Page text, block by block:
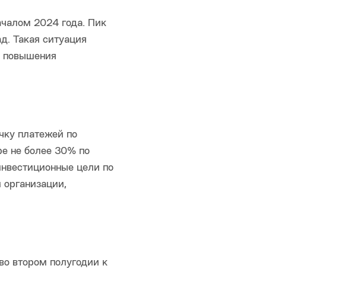
2024 года. Пик
Такая ситуация
повышения
платежей по
не более 30% по
цели по
втором полугодии к